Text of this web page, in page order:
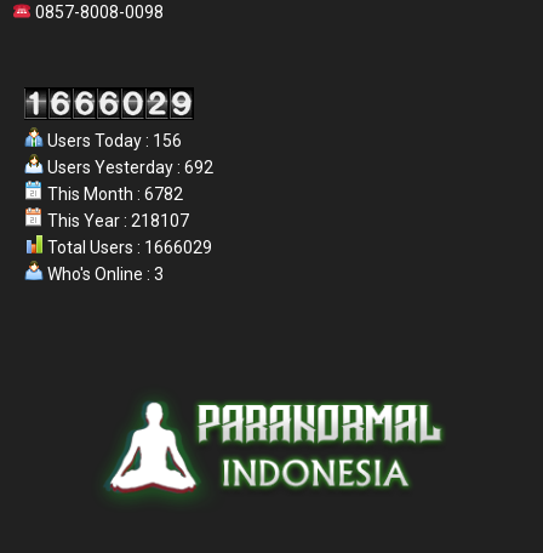
0857-8008-0098
Users Today : 156
Users Yesterday : 692
This Month : 6782
This Year : 218107
Total Users : 1666029
Who's Online : 3